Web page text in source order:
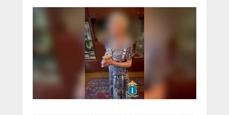
Документальные фильмы
Специальный репортаж
КиберПОСТОВОЙ
Газета «Щит и меч»
Журнал «Полиция России»
О ПОРТАЛЕ
Вакансии